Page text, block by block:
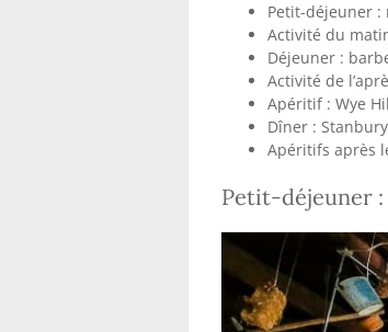
Petit-déjeuner :
Activité du
Déjeuner :
Activité de
Apéritif : Wye
Dîner : Stanbury
Apéritifs après
Petit-déjeuner :